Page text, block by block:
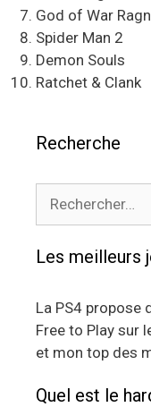
God of War
Spider Man 2
Demon Souls
Ratchet & Clank
Recherche
Les meilleurs
La PS4 propose
Free to Play sur
et mon top des
Quel est le